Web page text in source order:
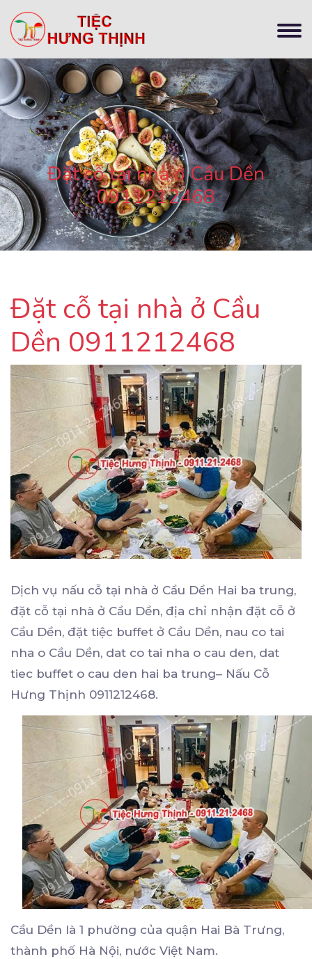
Đặt cỗ tại nhà ở Cầu Dền
0911212468
Đặt cỗ tại nhà ở Cầu
Dền 0911212468
Dịch vụ nấu cỗ tại nhà ở Cầu Dền Hai ba trung,
đặt cỗ tại nhà ở Cầu Dền, địa chỉ nhận đặt cỗ ở
Cầu Dền, đặt tiệc buffet ở Cầu Dền, nau co tai
nha o Cầu Dền, dat co tai nha o cau den, dat
tiec buffet o cau den hai ba trung– Nấu Cỗ
Hưng Thịnh 0911212468.
Cầu Dền là 1 phường của quận Hai Bà Trưng,
thành phố Hà Nội, nước Việt Nam.